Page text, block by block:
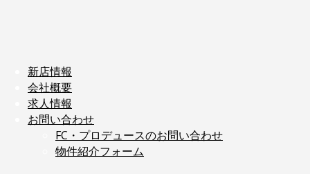
新店情報
会社概要
求人情報
お問い合わせ
FC・プロデュースのお問い合わせ
物件紹介フォーム